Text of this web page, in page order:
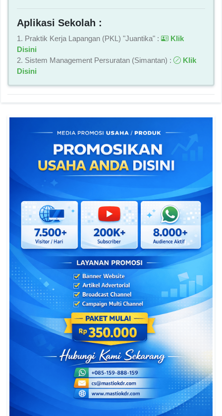
Aplikasi Sekolah :
1. Praktik Kerja Lapangan (PKL) "Juantika" :
Klik
Disini
2. Sistem Management Persuratan (Simantan) :
Klik
Disini